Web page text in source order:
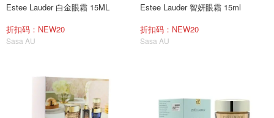
Estee Lauder 白金眼霜 15ML
折扣码：NEW20
Sasa AU
Estee Lauder 智妍眼霜 15ml
折扣码：NEW20
Sasa AU